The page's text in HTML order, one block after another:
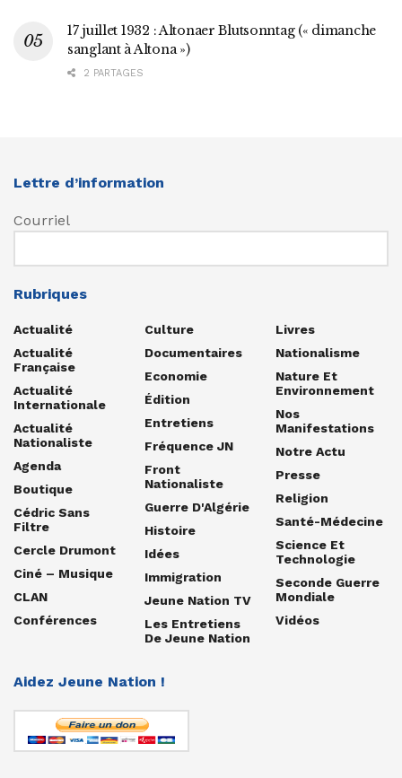
17 juillet 1932 : Altonaer Blutsonntag (« dimanche
sanglant à Altona »)
2 PARTAGES
Lettre d’information
Courriel
Rubriques
Actualité
Actualité
Française
Actualité
Internationale
Actualité
Nationaliste
Agenda
Boutique
Cédric Sans
Filtre
Cercle Drumont
Ciné – Musique
CLAN
Conférences
Culture
Documentaires
Economie
Édition
Entretiens
Fréquence JN
Front
Nationaliste
Guerre D'Algérie
Histoire
Idées
Immigration
Jeune Nation TV
Les Entretiens
De Jeune Nation
Livres
Nationalisme
Nature Et
Environnement
Nos
Manifestations
Notre Actu
Presse
Religion
Santé-Médecine
Science Et
Technologie
Seconde Guerre
Mondiale
Vidéos
Aidez Jeune Nation !